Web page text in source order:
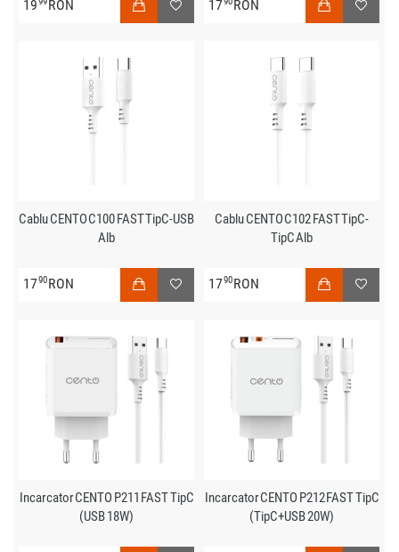
19 RON 17 RON
Cablu CENTO C100 FAST TipC-USB
Alb
1790RON
Cablu CENTO C102 FAST TipC-
TipC Alb
1790RON
Incarcator CENTO P211 FAST TipC
(USB 18W)
Incarcator CENTO P212 FAST TipC
(TipC+USB 20W)